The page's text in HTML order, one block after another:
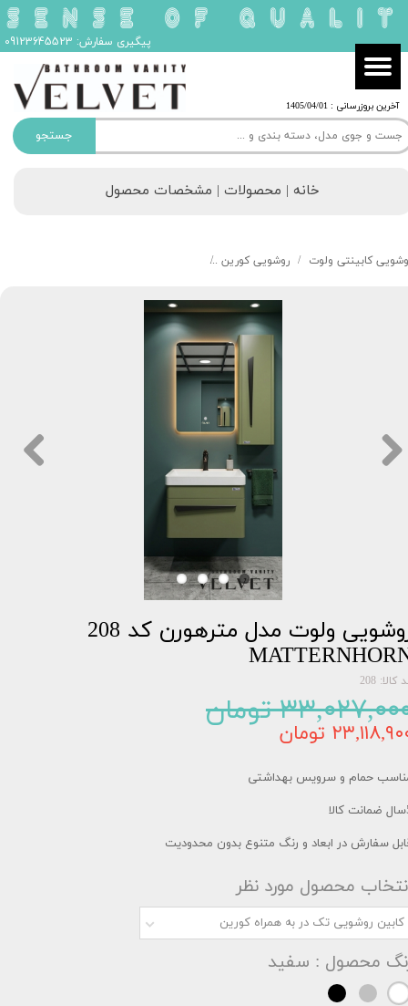
جستجو
پیگیری سفارش: 09123645523
​آخرین بروزرسانی : 1405/04/01
خانه | محصولات | مشخصات محصول
کابینتی ولوت روشویی کورین
روشویی ولوت مدل مترهورن کد 208
کالا: 208
تومان
تومان
حمام و سرویس بهداشتی
سفارش در ابعاد و رنگ متنوع بدون محدودیت
محصول مورد نظر
کابین روشویی تک در به همراه کورین
محصول : سفید